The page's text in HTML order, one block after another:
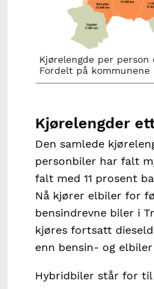
Kjørelengde per person
Fordelt på kommunene
Kjørelengder
Den samlede
personbiler har falt
falt med 11 prosent
Nå kjører elbiler for
bensindrevne biler i
kjøres fortsatt
enn bensin- og
Hybridbiler står for til